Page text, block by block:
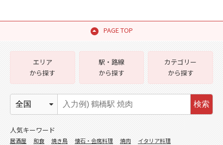
PAGE TOP
エリア
から探す
駅・路線
から探す
カテゴリー
から探す
検索
人気キーワード
居酒屋 和食 焼き鳥 懐石・会席料理 焼肉
イタリア料理